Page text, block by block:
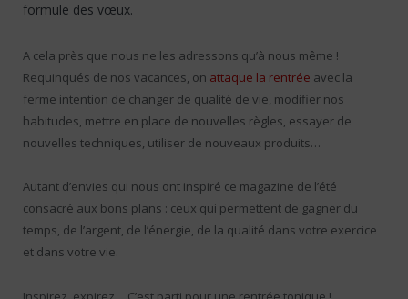
formule des vœux.
A cela près que nous ne les adressons qu’à nous même !
Requinqués de nos vacances, on attaque la rentrée avec la
ferme intention de changer de qualité de vie, modifier nos
habitudes, mettre en place de nouvelles règles, essayer de
nouvelles techniques, utiliser de nouveaux produits…
Autant d’envies qui nous ont inspiré ce magazine de l’été
consacré aux bons plans : ceux qui permettent de gagner du
temps, de l’argent, de l’énergie, de la qualité dans votre exercice
et dans votre vie.